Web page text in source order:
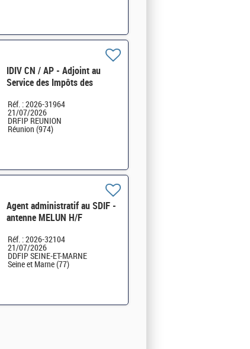
IDIV CN / AP - Adjoint au
Service des Impôts des
Denis de la Réunion H/F
Réf. : 2026-31964
21/07/2026
DRFIP REUNION
Réunion (974)
Agent administratif au SDIF -
antenne MELUN H/F
Réf. : 2026-32104
21/07/2026
DDFIP SEINE-ET-MARNE
Seine et Marne (77)